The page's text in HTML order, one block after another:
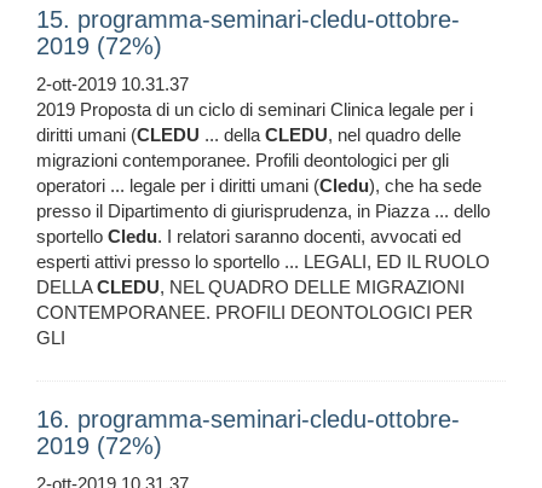
15. programma-seminari-cledu-ottobre-
2019 (72%)
2-ott-2019 10.31.37
2019 Proposta di un ciclo di seminari Clinica legale per i
diritti umani (CLEDU ... dellaCLEDU, nel quadro delle
migrazioni contemporanee. Profili deontologici per gli
operatori ... legale per i diritti umani (Cledu), che ha sede
presso il Dipartimento di giurisprudenza, in Piazza ... dello
sportello Cledu. I relatori saranno docenti, avvocati ed
esperti attivi presso lo sportello ... LEGALI, ED IL RUOLO
DELLACLEDU, NEL QUADRO DELLE MIGRAZIONI
CONTEMPORANEE. PROFILI DEONTOLOGICI PER
GLI
16. programma-seminari-cledu-ottobre-
2019 (72%)